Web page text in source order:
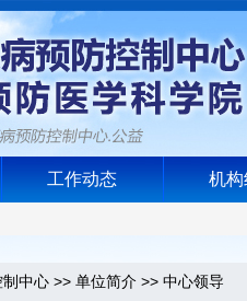
工作动态 机
制中心 >> 单位简介 >> 中心领导